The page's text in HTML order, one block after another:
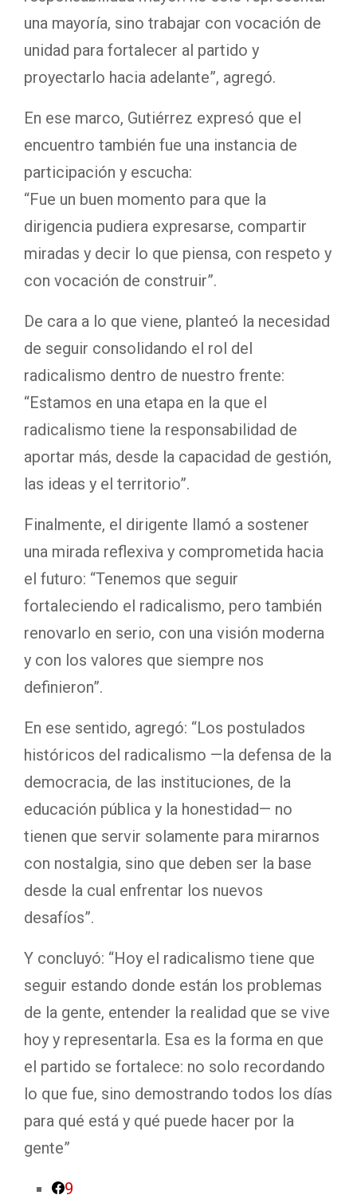
una mayoría, sino trabajar con vocación de
unidad para fortalecer al partido y
proyectarlo hacia adelante”, agregó.
En ese marco, Gutiérrez expresó que el
encuentro también fue una instancia de
participación y escucha:
“Fue un buen momento para que la
dirigencia pudiera expresarse, compartir
miradas y decir lo que piensa, con respeto y
con vocación de construir”.
De cara a lo que viene, planteó la necesidad
de seguir consolidando el rol del
radicalismo dentro de nuestro frente:
“Estamos en una etapa en la que el
radicalismo tiene la responsabilidad de
aportar más, desde la capacidad de gestión,
las ideas y el territorio”.
Finalmente, el dirigente llamó a sostener
una mirada reflexiva y comprometida hacia
el futuro: “Tenemos que seguir
fortaleciendo el radicalismo, pero también
renovarlo en serio, con una visión moderna
y con los valores que siempre nos
definieron”.
En ese sentido, agregó: “Los postulados
históricos del radicalismo —la defensa de la
democracia, de las instituciones, de la
educación pública y la honestidad— no
tienen que servir solamente para mirarnos
con nostalgia, sino que deben ser la base
desde la cual enfrentar los nuevos
desafíos”.
Y concluyó: “Hoy el radicalismo tiene que
seguir estando donde están los problemas
de la gente, entender la realidad que se vive
hoy y representarla. Esa es la forma en que
el partido se fortalece: no solo recordando
lo que fue, sino demostrando todos los días
para qué está y qué puede hacer por la
gente”
9